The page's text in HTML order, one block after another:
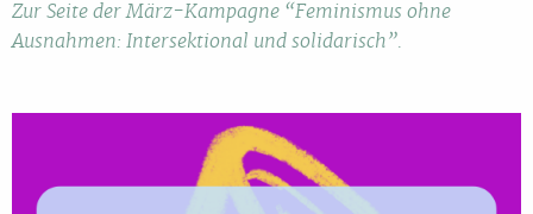
Zur Seite der März-Kampagne “Feminismus ohne
Ausnahmen: Intersektional und solidarisch”.